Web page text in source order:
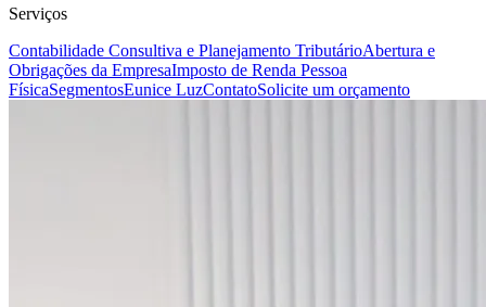
Serviços
Contabilidade Consultiva e Planejamento TributárioAbertura e
Obrigações da EmpresaImposto de Renda Pessoa
FísicaSegmentosEunice LuzContatoSolicite um orçamento